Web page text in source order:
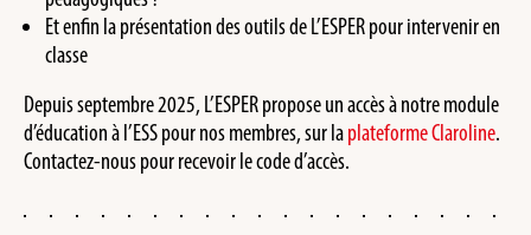
Et enfin la présentation des outils de L’ESPER pour intervenir en
classe
Depuis septembre 2025, L’ESPER propose un accès à notre module
d’éducation à l’ESS pour nos membres, sur laplateforme Claroline.
Contactez-nous pour recevoir le code d’accès.